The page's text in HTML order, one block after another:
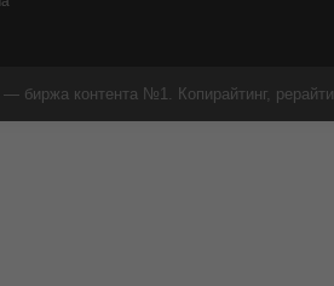
биржа контента №1. Копирайтинг,